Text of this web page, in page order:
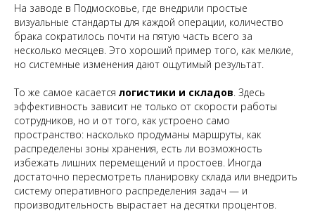
На заводе в Подмосковье, где внедрили простые
визуальные стандарты для каждой операции, количество
брака сократилось почти на пятую часть всего за
несколько месяцев. Это хороший пример того, как мелкие,
но системные изменения дают ощутимый результат.
То же самое касается логистики и складов . Здесь
эффективность зависит не только от скорости работы
сотрудников, но и от того, как устроено само
пространство: насколько продуманы маршруты, как
распределены зоны хранения, есть ли возможность
избежать лишних перемещений и простоев. Иногда
достаточно пересмотреть планировку склада или внедрить
систему оперативного распределения задач — и
производительность вырастает на десятки процентов.